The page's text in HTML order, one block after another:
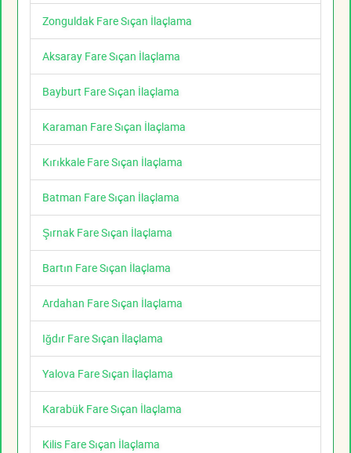
Zonguldak Fare Sıçan İlaçlama
Aksaray Fare Sıçan İlaçlama
Bayburt Fare Sıçan İlaçlama
Karaman Fare Sıçan İlaçlama
Kırıkkale Fare Sıçan İlaçlama
Batman Fare Sıçan İlaçlama
Şırnak Fare Sıçan İlaçlama
Bartın Fare Sıçan İlaçlama
Ardahan Fare Sıçan İlaçlama
Iğdır Fare Sıçan İlaçlama
Yalova Fare Sıçan İlaçlama
Karabük Fare Sıçan İlaçlama
Kilis Fare Sıçan İlaçlama